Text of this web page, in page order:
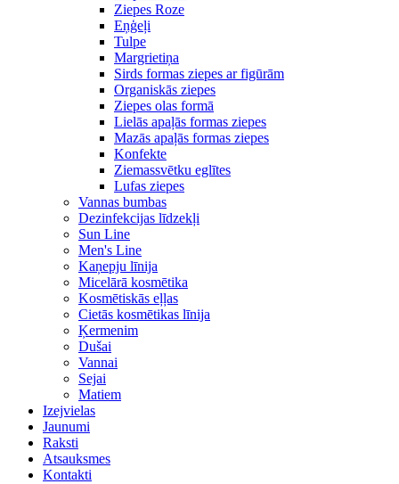
Ziepes Roze
Eņģeļi
Tulpe
Margrietiņa
Sirds formas ziepes ar figūrām
Organiskās ziepes
Ziepes olas formā
Lielās apaļās formas ziepes
Mazās apaļās formas ziepes
Konfekte
Ziemassvētku eglītes
Lufas ziepes
Vannas bumbas
Dezinfekcijas līdzekļi
Sun Line
Men's Line
Kaņepju līnija
Micelārā kosmētika
Kosmētiskās eļļas
Cietās kosmētikas līnija
Ķermenim
Dušai
Vannai
Sejai
Matiem
Izejvielas
Jaunumi
Raksti
Atsauksmes
Kontakti